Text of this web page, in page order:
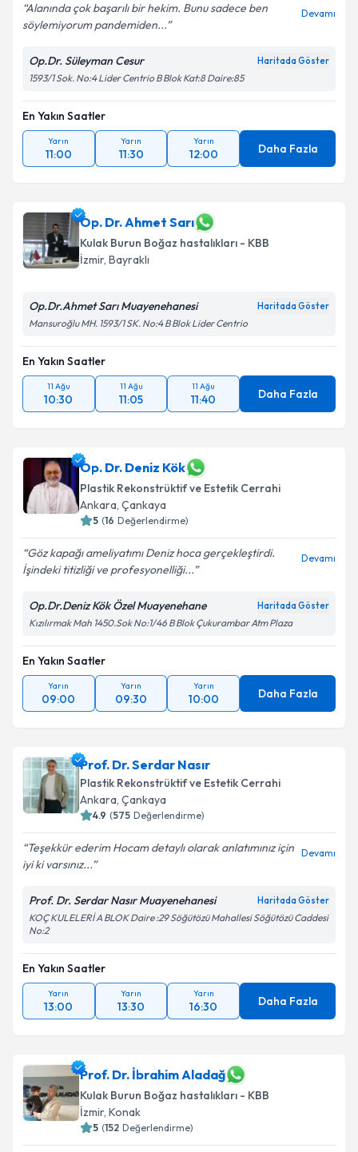
Alanında çok başarılı bir hekim. Bunu sadece ben
söylemiyorum pandemiden...
Devamı
Op.Dr. Süleyman Cesur Haritada Göster
1593/1 Sok. No:4 Lider Centrio B Blok Kat:8 Daire:85
En Yakın Saatler
Yarın
11:00
Yarın
11:30
Yarın
12:00 Daha Fazla
Op. Dr. Ahmet Sarı
Kulak Burun Boğaz hastalıkları - KBB
İzmir, Bayraklı
Op.Dr.Ahmet Sarı Muayenehanesi Haritada Göster
Mansuroğlu MH. 1593/1 SK. No:4 B Blok Lider Centrio
En Yakın Saatler
11 Ağu
10:30
11 Ağu
11:05
11 Ağu
11:40 Daha Fazla
Op. Dr. Deniz Kök
Plastik Rekonstrüktif ve Estetik Cerrahi
Ankara, Çankaya
5 (16 Değerlendirme)
Göz kapağı ameliyatımı Deniz hoca gerçekleştirdi.
İşindeki titizliği ve profesyonelliği...
Devamı
Op.Dr.Deniz Kök Özel Muayenehane Haritada Göster
Kızılırmak Mah 1450.Sok No:1/46 B Blok Çukurambar Atm Plaza
En Yakın Saatler
Yarın
09:00
Yarın
09:30
Yarın
10:00 Daha Fazla
Prof. Dr. Serdar Nasır
Plastik Rekonstrüktif ve Estetik Cerrahi
Ankara, Çankaya
4.9 (575 Değerlendirme)
Teşekkür ederim Hocam detaylı olarak anlatımınız için
iyi ki varsınız...
Devamı
Prof. Dr. Serdar Nasır Muayenehanesi Haritada Göster
KOÇ KULELERİ A BLOK Daire :29 Söğütözü Mahallesi Söğütözü Caddesi
No:2
En Yakın Saatler
Yarın
13:00
Yarın
13:30
Yarın
16:30 Daha Fazla
Prof. Dr. İbrahim Aladağ
Kulak Burun Boğaz hastalıkları - KBB
İzmir, Konak
5 (152 Değerlendirme)